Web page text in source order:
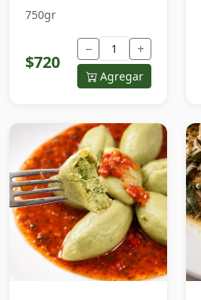
750gr
$720
− +
Agregar